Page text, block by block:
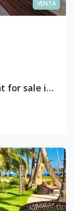
VENTA
First line beachfront apartment for sale in Coson